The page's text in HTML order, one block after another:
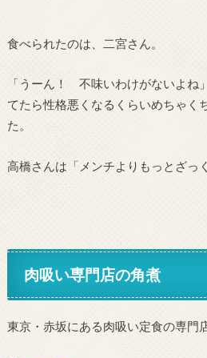
食べられたのは、二宮さん。
「うーん！ 不味いわけがないよね
てたら性格悪くなるくらいめちゃく
た。
高橋さんは「メンチよりもっとざっ
肉吸い専門店の角煮
東京・赤坂にある肉吸い定食の専門